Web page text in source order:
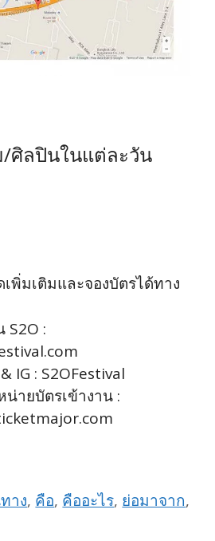
/ศิลปินในแต่ละวัน
พิ่มเติมและจองบัตรได้ทาง
S2O :
IG : S2OFestival
น่ายบัตรเข้างาน :
าง, คือ, คืออะไร, ย่อมาจาก,